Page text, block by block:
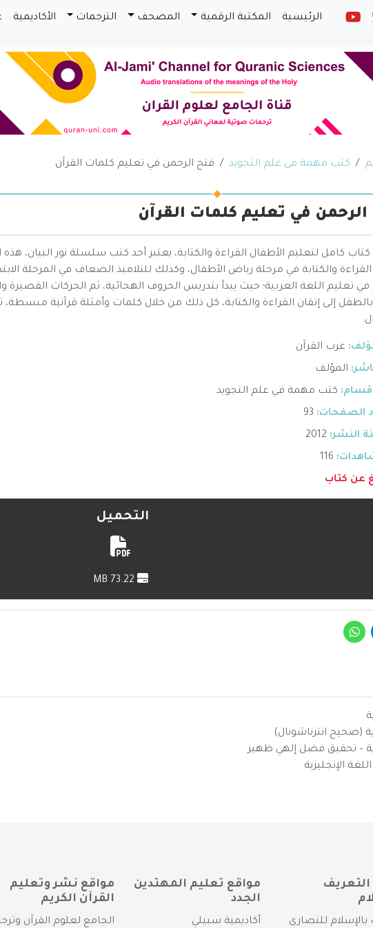
الرئيسية المكتبة الرقمية المصحف الترجمات الأكاديمية
كتب مهمة في علم التجويد فتح الرحمن في تعليم كلمات القرآن
الرحمن في تعليم كلمات القرآن
كامل لتعليم الأطفال القراءة والكتابة، يعتبر أحد كتب سلسلة نور البيان،
والكتابة في مرحلة رياض الأطفال، وكذلك للتلاميذ الضعاف في المرحلة
تعليم اللغة العربية؛ حيث يبدأ بتدريس الحروف الهجائية، ثم الحركات القصيرة
إلى إتقان القراءة والكتابة، كل ذلك من خلال كلمات وأمثلة قرآنية
عرب القرآن
المؤلف
كتب مهمة في علم التجويد
الصفحات: 93
النشر: 2012
عن كتاب
التحميل
(صحيح انترناشونال)
– تحقيق فضل إلهي ظهير
الإنجليزية
التعريف
بالإسلام للنصارى
مواقع تعليم المهتدين
الجدد
أكاديمية سبيلي
مواقع نشر وتعليم
القرآن الكريم
الجامع لعلوم القرآن